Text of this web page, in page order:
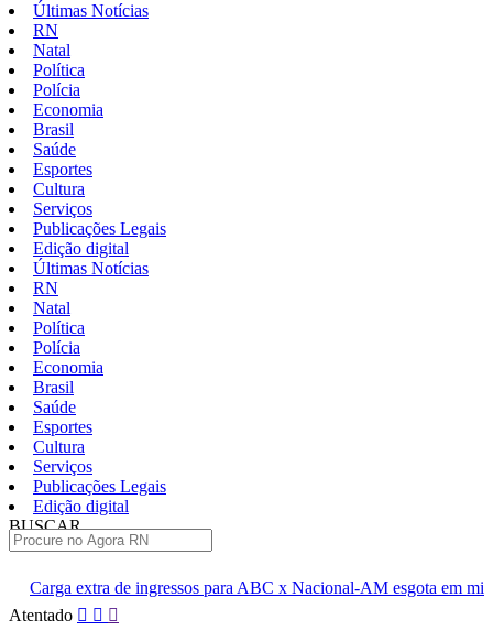
Últimas Notícias
RN
Natal
Política
Polícia
Economia
Brasil
Saúde
Esportes
Cultura
Serviços
Publicações Legais
Edição digital
Últimas Notícias
RN
Natal
Política
Polícia
Economia
Brasil
Saúde
Esportes
Cultura
Serviços
Publicações Legais
Edição digital
BUSCAR
para ABC x Nacional-AM esgota em minutos
Cúpula
Pular
Atentado